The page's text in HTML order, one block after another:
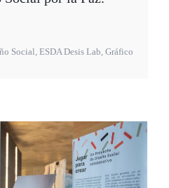
Social, ESDA Desis Lab, Gráfico